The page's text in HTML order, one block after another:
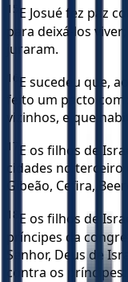
15 E Josué fez paz
para deixá-los
juraram.
16 E sucedeu que,
feito um pacto com
vizinhos, e que
17 E os filhos de
cidades no terceiro
Gibeão, Cefira,
18 E os filhos de
príncipes da
Senhor, Deus de
contra os príncipes.